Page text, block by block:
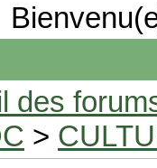
des
>